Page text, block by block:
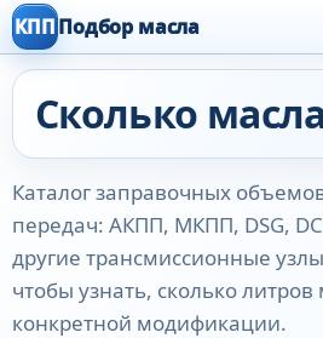
КПППодбор масла
Сколько
Каталог заправочных
передач: АКПП, МКПП, DSG,
другие трансмиссионные
чтобы узнать, сколько литров
конкретной модификации.